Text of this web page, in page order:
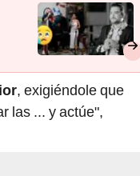
, exigiéndole que
las ... y actúe",